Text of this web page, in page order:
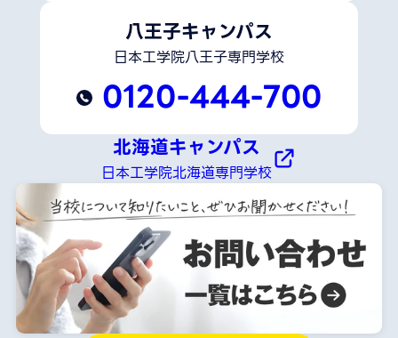
八王子キャンパス
日本工学院八王子専門学校
0120-444-700
北海道キャンパス
日本工学院北海道専門学校